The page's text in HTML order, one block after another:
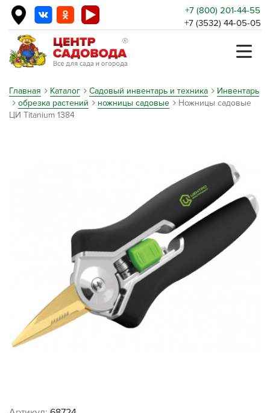
+7 (800) 201-44-55
+7 (3532) 44-05-05
Главная Каталог Садовый инвентарь и техника
Инвентарь
обрезка растений
ножницы садовые
Ножницы садовые
ЦИ Titanium 1384